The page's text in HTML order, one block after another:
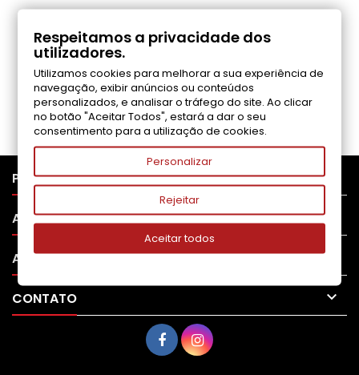
COMENTÁRIOS (0)
Seja o primeiro a fazer uma avaliação
PRODUTOS 
APOIO AO CLIENTE 
A SUA CONTA 
CONTATO 
Respeitamos a privacidade dos
utilizadores.
Utilizamos cookies para melhorar a sua experiência de
navegação, exibir anúncios ou conteúdos
personalizados, e analisar o tráfego do site. Ao clicar
no botão "Aceitar Todos", estará a dar o seu
consentimento para a utilização de cookies.
Personalizar
Rejeitar
Aceitar todos